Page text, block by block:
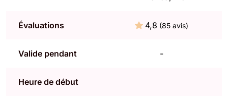
Évaluations 4,8 (85 avis)
Valide pendant -
Heure de début